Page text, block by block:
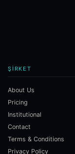
ŞIRKET
About Us
Pricing
Institutional
Contact
Terms & Conditions
Privacy Policy